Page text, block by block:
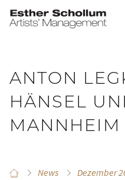
ANTON
HÄNSEL
MANNHEIM
News Dezember